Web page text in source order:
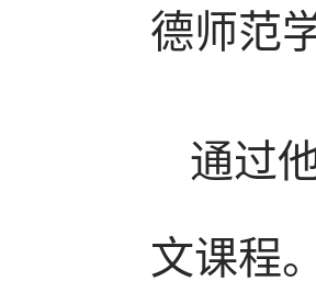
德师范
通过
文课程